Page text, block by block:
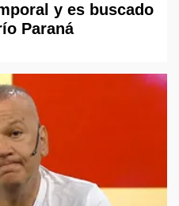
y es buscado
Paraná